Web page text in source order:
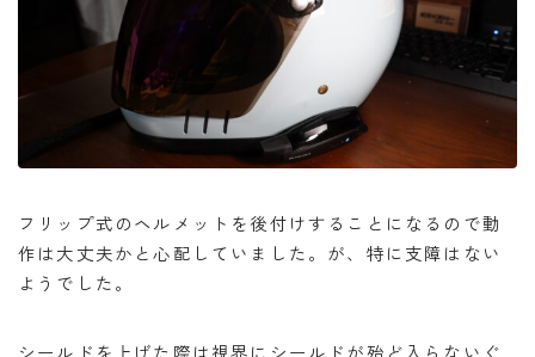
フリップ式のヘルメットを後付けすることになるので動
作は大丈夫かと心配していました。が、特に支障はない
ようでした。